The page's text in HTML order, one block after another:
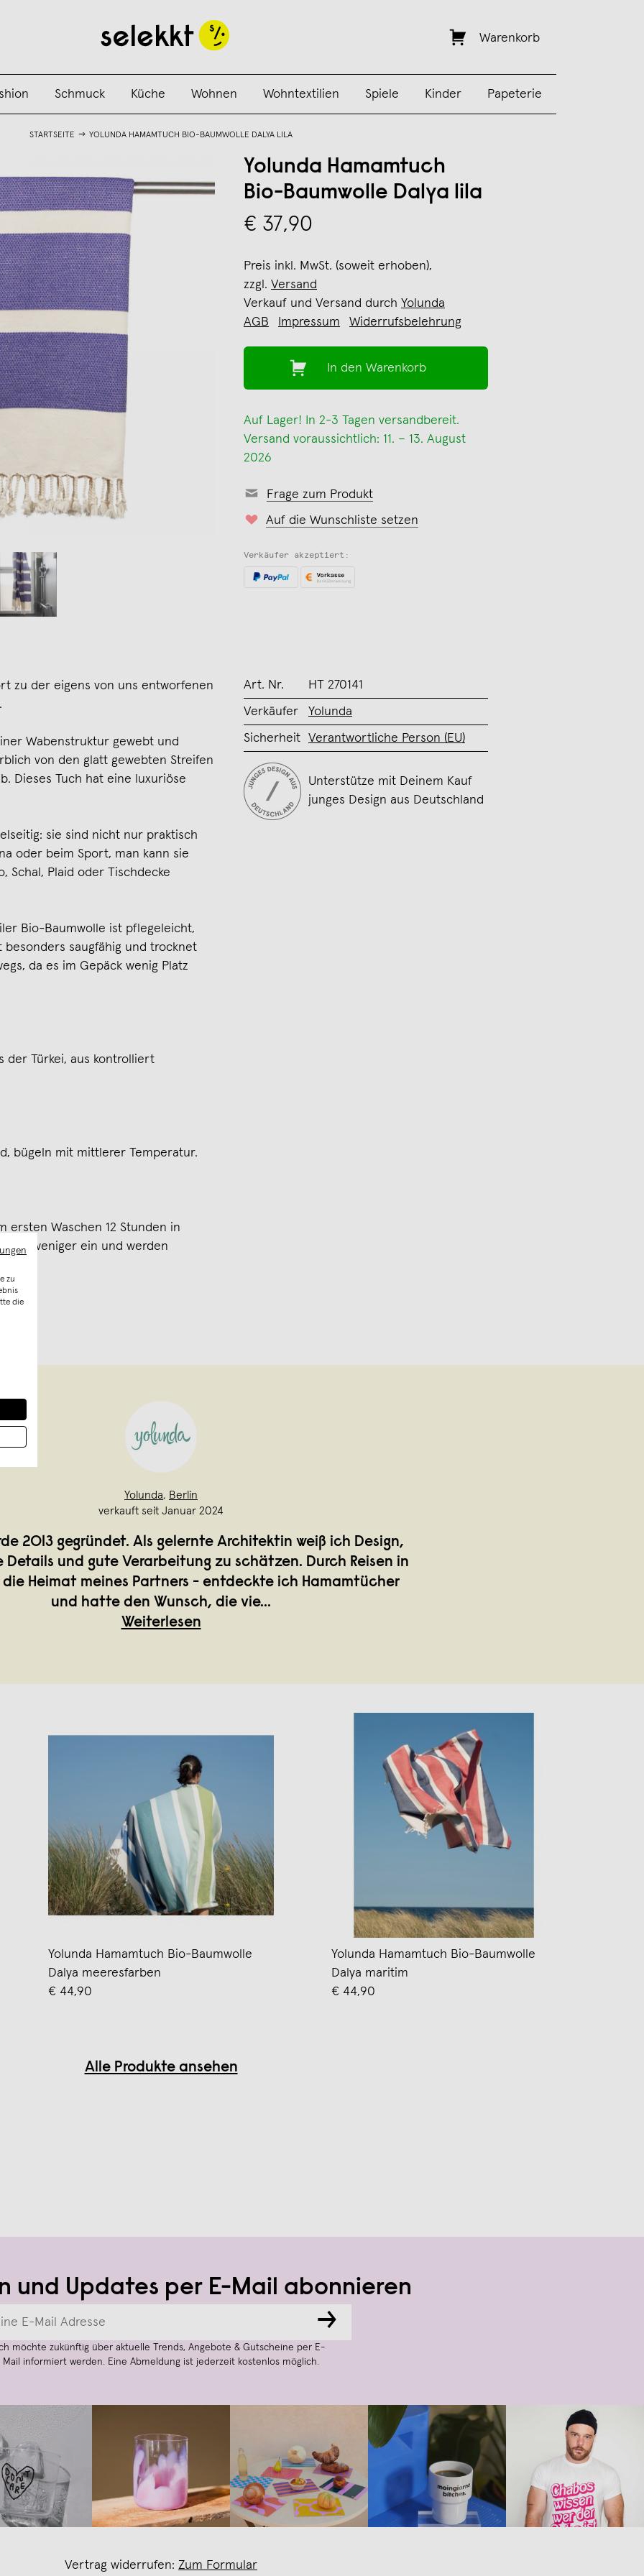
Warenkorb
Schmuck Küche Wohnen Wohntextilien Spiele Kinder Papeterie
STARTSEITE YOLUNDA HAMAMTUCH BIO-BAUMWOLLE DALYA LILA
Yolunda Hamamtuch
Bio-Baumwolle Dalya lila
€ 37,90
Preis inkl. MwSt. (soweit erhoben),
zzgl. Versand
Verkauf und Versand durch Yolunda
AGB
Impressum Widerrufsbelehrung
In den Warenkorb
Auf Lager! In 2-3 Tagen versandbereit.
Versand voraussichtlich: 11. – 13. August
2026
Frage zum Produkt
Auf die Wunschliste setzen
Verkäufer akzeptiert:
zu der eigens von uns entworfenen
Wabenstruktur gewebt und
von den glatt gewebten Streifen
Dieses Tuch hat eine luxuriöse
sie sind nicht nur praktisch
oder beim Sport, man kann sie
Schal, Plaid oder Tischdecke
Bio-Baumwolle ist pflegeleicht,
saugfähig und trocknet
da es im Gepäck wenig Platz
der Türkei, aus kontrolliert
bügeln mit mittlerer Temperatur.
ersten Waschen 12 Stunden in
sie weniger ein und werden
Art. Nr. HT 270141
Verkäufer Yolunda
Sicherheit Verantwortliche Person (EU)
Unterstütze mit Deinem Kauf
junges Design aus Deutschland
Yolunda, Berlin
verkauft seit Januar 2024
2013 gegründet. Als gelernte Architektin weiß ich Design,
und gute Verarbeitung zu schätzen. Durch Reisen in
die Heimat meines Partners - entdeckte ich Hamamtücher
und hatte den Wunsch, die vie...
Weiterlesen
Yolunda Hamamtuch Bio-Baumwolle
Dalya meeresfarben
€ 44,90
Yolunda Hamamtuch Bio-Baumwolle
Dalya maritim
€ 44,90
Alle Produkte ansehen
und Updates per E-Mail abonnieren
→
möchte zukünftig über aktuelle Trends, Angebote & Gutscheine per E-
Mail informiert werden. Eine Abmeldung ist jederzeit kostenlos möglich.
Vertrag widerrufen: Zum Formular
zu
die